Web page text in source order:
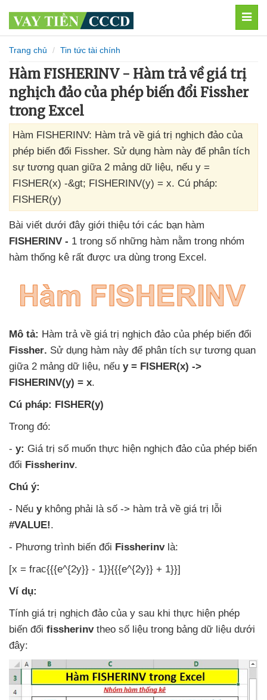
Trang chủ Tin tức tài chính
Hàm FISHERINV - Hàm trả về giá trị
nghịch đảo của phép biến đổi Fissher
trong Excel
Hàm FISHERINV: Hàm trả về giá trị nghịch đảo của
phép biến đổi Fissher. Sử dụng hàm này để phân tích
sự tương quan giữa 2 mảng dữ liệu, nếu y =
FISHER(x) -&gt; FISHERINV(y) = x. Cú pháp:
FISHER(y)
Bài viết dưới đây giới thiệu tới các bạn hàm
FISHERINV - 1 trong số những hàm nằm trong nhóm
hàm thống kê rất được ưa dùng trong Excel.
Mô tả: Hàm trả về giá trị nghịch đảo của phép biến đổi
Fissher. Sử dụng hàm này để phân tích sự tương quan
giữa 2 mảng dữ liệu, nếu y = FISHER(x) ->
FISHERINV(y) = x.
Cú pháp: FISHER(y)
Trong đó:
- y: Giá trị số muốn thực hiện nghịch đảo của phép biến
đổi Fissherinv.
Chú ý:
- Nếu y không phải là số -> hàm trả về giá trị lỗi
#VALUE!.
- Phương trình biến đổi Fissherinv là:
[x = frac{{{e^{2y}} - 1}}{{{e^{2y}} + 1}}]
Ví dụ:
Tính giá trị nghịch đảo của y sau khi thực hiện phép
biến đổi fissherinv theo số liệu trong bảng dữ liệu dưới
đây: